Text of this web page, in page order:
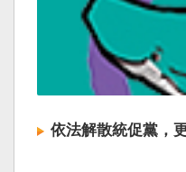
依法解散統促黨，